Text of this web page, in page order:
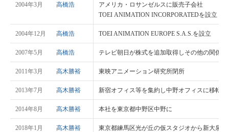
2004年3月 高橋浩
アメリカ・ロサンゼルスに販売子会社
TOEI ANIMATION INCORPORATEDを設立
2004年12月 高橋浩 TOEI ANIMATION EUROPE S.A.S.を設立
2007年5月 高橋浩 テレビ朝日が株式を追加取得しその他の関係会
2011年3月 高木勝裕 東映アニメーション研究所閉所
2013年7月 高木勝裕 新宿オフィス等を集約し中野オフィスに移転
2014年8月 高木勝裕 本社を東京都中野区中野に
2018年1月 高木勝裕 東京都練馬区光が丘の仮スタジオから新大泉